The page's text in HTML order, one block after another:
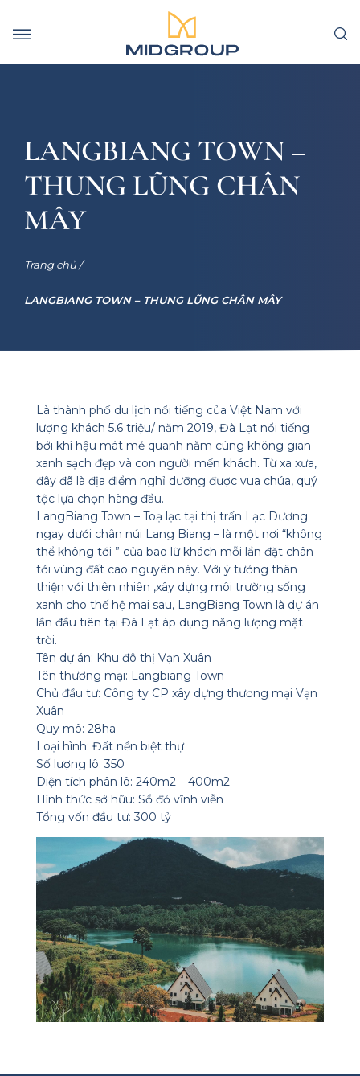
LANGBIANG TOWN –
THUNG LŨNG CHÂN
MÂY
Trang chủ /
LANGBIANG TOWN – THUNG LŨNG CHÂN MÂY
Là thành phố du lịch nổi tiếng của Việt Nam với
lượng khách 5.6 triệu/ năm 2019, Đà Lạt nổi tiếng
bởi khí hậu mát mẻ quanh năm cùng không gian
xanh sạch đẹp và con người mến khách. Từ xa xưa,
đây đã là địa điểm nghỉ dưỡng được vua chúa, quý
tộc lựa chọn hàng đầu.
LangBiang Town – Toạ lạc tại thị trấn Lạc Dương
ngay dưới chân núi Lang Biang – là một nơi “không
thể không tới ” của bao lữ khách mỗi lần đặt chân
tới vùng đất cao nguyên này. Với ý tưởng thân
thiện với thiên nhiên ,xây dựng môi trường sống
xanh cho thế hệ mai sau, LangBiang Town là dự án
lần đầu tiên tại Đà Lạt áp dụng năng lượng mặt
trời.
Tên dự án: Khu đô thị Vạn Xuân
Tên thương mại: Langbiang Town
Chủ đầu tư: Công ty CP xây dựng thương mại Vạn
Xuân
Quy mô: 28ha
Loại hình: Đất nền biệt thự
Số lượng lô: 350
Diện tích phân lô: 240m2 – 400m2
Hình thức sở hữu: Sổ đỏ vĩnh viễn
Tổng vốn đầu tư: 300 tỷ